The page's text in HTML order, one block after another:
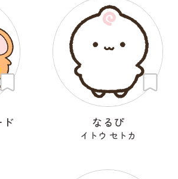
なるぴ
イトウ セトカ